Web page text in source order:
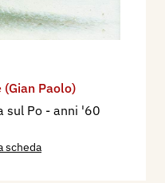
(Gian Paolo)
sul Po - anni '60
scheda